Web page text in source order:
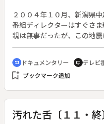
２００４年１０月、新潟県
番組ディレクターはすぐさ
親は無事だったが、この地
くした後、父親は亡くなっ
一環としてカメラを回し始
ことになった。父親は極度の
けながらも、頑なに入院し
ことにした。カメラを両親
とをせず、映像制作の世界
に対する様々な想いを巡ら
cinematic_blur ドキュメンタリー tv テレビ
bookmark_add ブックマーク追加
汚れた舌〔１１・終〕